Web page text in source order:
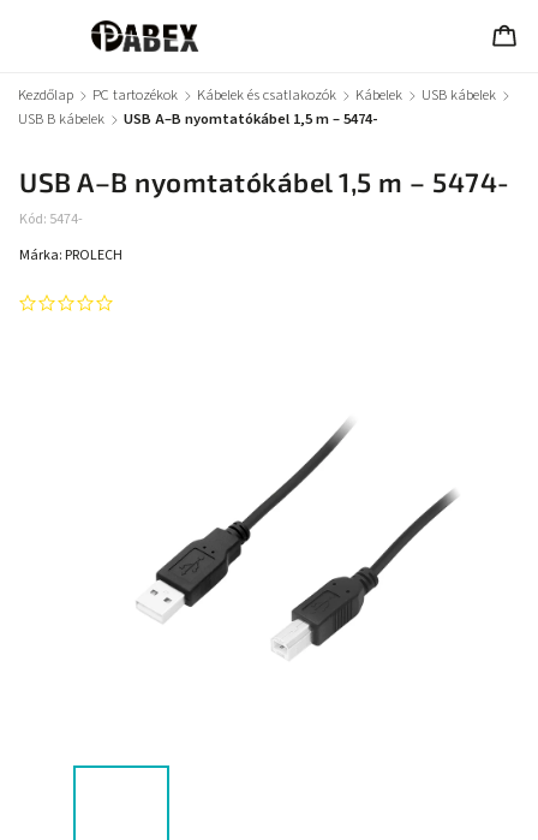
Kezdőlap / PC tartozékok / Kábelek és csatlakozók / Kábelek / USB kábelek /
USB B kábelek / USB A–B nyomtatókábel 1,5 m – 5474-
USB A–B nyomtatókábel 1,5 m – 5474-
Kód: 5474-
Márka: PROLECH